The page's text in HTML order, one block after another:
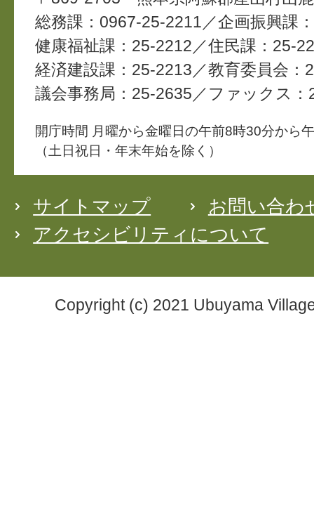
総務課：0967-25-2211
企画振興課
健康福祉課：25-2212
住民課：25-
経済建設課：25-2213
教育委員会：
議会事務局：25-2635
ファックス：
開庁時間 月曜から金曜日の午前8時30分から
（土日祝日・年末年始を除く）
サイトマップ
お問い合わ
アクセシビリティについて
Copyright (c) 2021 Ubuyama